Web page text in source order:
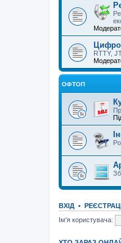
RTTY,
ОФТОП
ВХІД •
Ім'я користувача: